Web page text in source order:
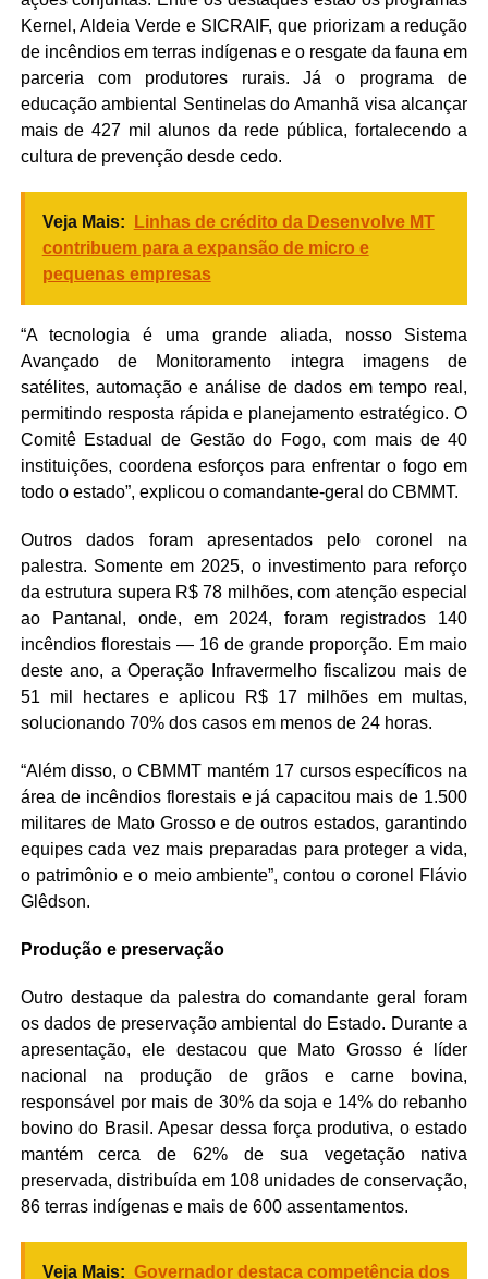
Kernel, Aldeia Verde e SICRAIF, que priorizam a redução
de incêndios em terras indígenas e o resgate da fauna em
parceria com produtores rurais. Já o programa de
educação ambiental Sentinelas do Amanhã visa alcançar
mais de 427 mil alunos da rede pública, fortalecendo a
cultura de prevenção desde cedo.
Veja Mais:
Linhas de crédito da Desenvolve MT
contribuem para a expansão de micro e
pequenas empresas
“A tecnologia é uma grande aliada, nosso Sistema
Avançado de Monitoramento integra imagens de
satélites, automação e análise de dados em tempo real,
permitindo resposta rápida e planejamento estratégico. O
Comitê Estadual de Gestão do Fogo, com mais de 40
instituições, coordena esforços para enfrentar o fogo em
todo o estado”, explicou o comandante-geral do CBMMT.
Outros dados foram apresentados pelo coronel na
palestra. Somente em 2025, o investimento para reforço
da estrutura supera R$ 78 milhões, com atenção especial
ao Pantanal, onde, em 2024, foram registrados 140
incêndios florestais — 16 de grande proporção. Em maio
deste ano, a Operação Infravermelho fiscalizou mais de
51 mil hectares e aplicou R$ 17 milhões em multas,
solucionando 70% dos casos em menos de 24 horas.
“Além disso, o CBMMT mantém 17 cursos específicos na
área de incêndios florestais e já capacitou mais de 1.500
militares de Mato Grosso e de outros estados, garantindo
equipes cada vez mais preparadas para proteger a vida,
o patrimônio e o meio ambiente”, contou o coronel Flávio
Glêdson.
Produção e preservação
Outro destaque da palestra do comandante geral foram
os dados de preservação ambiental do Estado. Durante a
apresentação, ele destacou que Mato Grosso é líder
nacional na produção de grãos e carne bovina,
responsável por mais de 30% da soja e 14% do rebanho
bovino do Brasil. Apesar dessa força produtiva, o estado
mantém cerca de 62% de sua vegetação nativa
preservada, distribuída em 108 unidades de conservação,
86 terras indígenas e mais de 600 assentamentos.
Veja Mais: Governador destaca competência dos